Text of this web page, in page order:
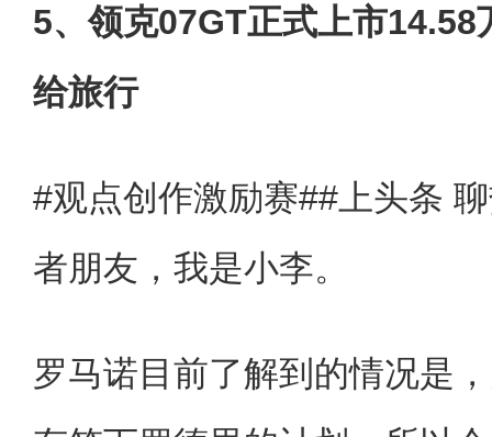
5、领克07GT正式上市14.58
给旅行
#观点创作激励赛##上头条
者朋友，我是小李。
罗马诺目前了解到的情况是